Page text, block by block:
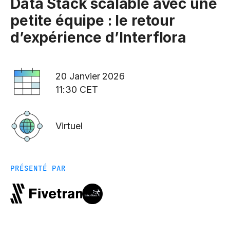
Data Stack scalable avec une
petite équipe : le retour
d’expérience d’Interflora
20 Janvier 2026
11:30 CET
Virtuel
PRÉSENTÉ PAR